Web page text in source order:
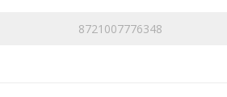
8721007776348